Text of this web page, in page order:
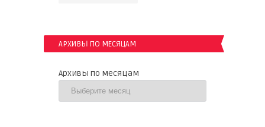
АРХИВЫ ПО МЕСЯЦАМ
Архивы по месяцам